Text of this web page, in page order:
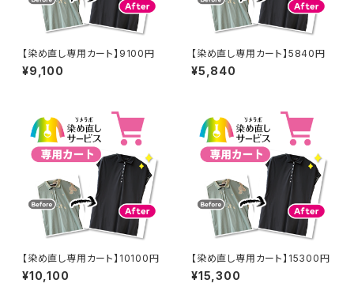
【染め直し専用カート】9100円
¥9,100
【染め直し専用カート】5840円
¥5,840
【染め直し専用カート】10100円
¥10,100
【染め直し専用カート】15300円
¥15,300